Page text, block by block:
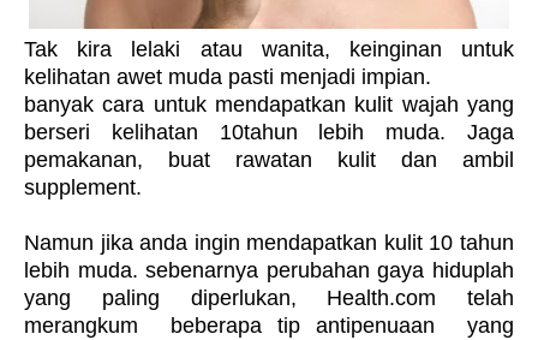
Tak kira lelaki atau wanita, keinginan untuk
kelihatan awet muda pasti menjadi impian.
banyak cara untuk mendapatkan kulit wajah yang
berseri kelihatan 10tahun lebih muda. Jaga
pemakanan, buat rawatan kulit dan ambil
supplement.
Namun jika anda ingin mendapatkan kulit 10 tahun
lebih muda. sebenarnya perubahan gaya hiduplah
yang paling diperlukan, Health.com telah
merangkum beberapa tip antipenuaan yang